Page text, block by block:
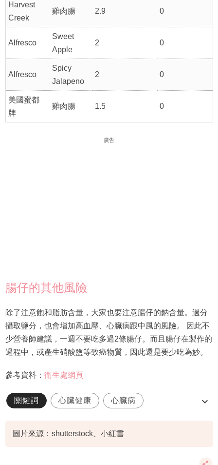
Harvest
Creek
雞肉腸 2.9 0
Alfresco
Sweet
Apple
2 0
Alfresco
Spicy
Jalapeno
2 0
美國蜜都
牌
雞肉腸 1.5 0
廣告
腸仔的其他風險
除了注意飽和脂肪含量，大家也要注意腸仔的鈉含量。過分
攝取鹽分，也會增加高血壓、心臟病跟中風的風險。 因此不
少營養師建議，一週不要吃多過2條腸仔。而且腸仔在製作的
過程中，或產生硝酸鹽等致癌物質，因此還是要少吃為妙。
參考資料： 衛生處網頁
關鍵詞 心臟健康 心臟病
圖片來源：shutterstock、小紅書